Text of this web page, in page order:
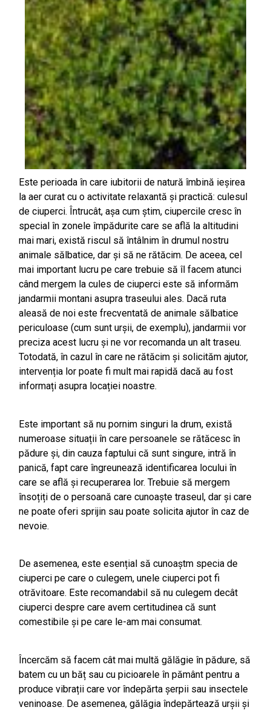
Este perioada în care iubitorii de natură îmbină ieșirea
la aer curat cu o activitate relaxantă și practică: culesul
de ciuperci. Întrucât, așa cum știm, ciupercile cresc în
special în zonele împădurite care se află la altitudini
mai mari, există riscul să întâlnim în drumul nostru
animale sălbatice, dar și să ne rătăcim. De aceea, cel
mai important lucru pe care trebuie să îl facem atunci
când mergem la cules de ciuperci este să informăm
jandarmii montani asupra traseului ales. Dacă ruta
aleasă de noi este frecventată de animale sălbatice
periculoase (cum sunt urșii, de exemplu), jandarmii vor
preciza acest lucru și ne vor recomanda un alt traseu.
Totodată, în cazul în care ne rătăcim și solicităm ajutor,
intervenția lor poate fi mult mai rapidă dacă au fost
informați asupra locației noastre.
Este important să nu pornim singuri la drum, există
numeroase situații în care persoanele se rătăcesc în
pădure și, din cauza faptului că sunt singure, intră în
panică, fapt care îngreunează identificarea locului în
care se află și recuperarea lor. Trebuie să mergem
însoțiți de o persoană care cunoaște traseul, dar și care
ne poate oferi sprijin sau poate solicita ajutor în caz de
nevoie.
De asemenea, este esențial să cunoaștm specia de
ciuperci pe care o culegem, unele ciuperci pot fi
otrăvitoare. Este recomandabil să nu culegem decât
ciuperci despre care avem certitudinea că sunt
comestibile și pe care le-am mai consumat.
Încercăm să facem cât mai multă gălăgie în pădure, să
batem cu un băț sau cu picioarele în pământ pentru a
produce vibrații care vor îndepărta șerpii sau insectele
veninoase. De asemenea, gălăgia îndepărtează urșii și